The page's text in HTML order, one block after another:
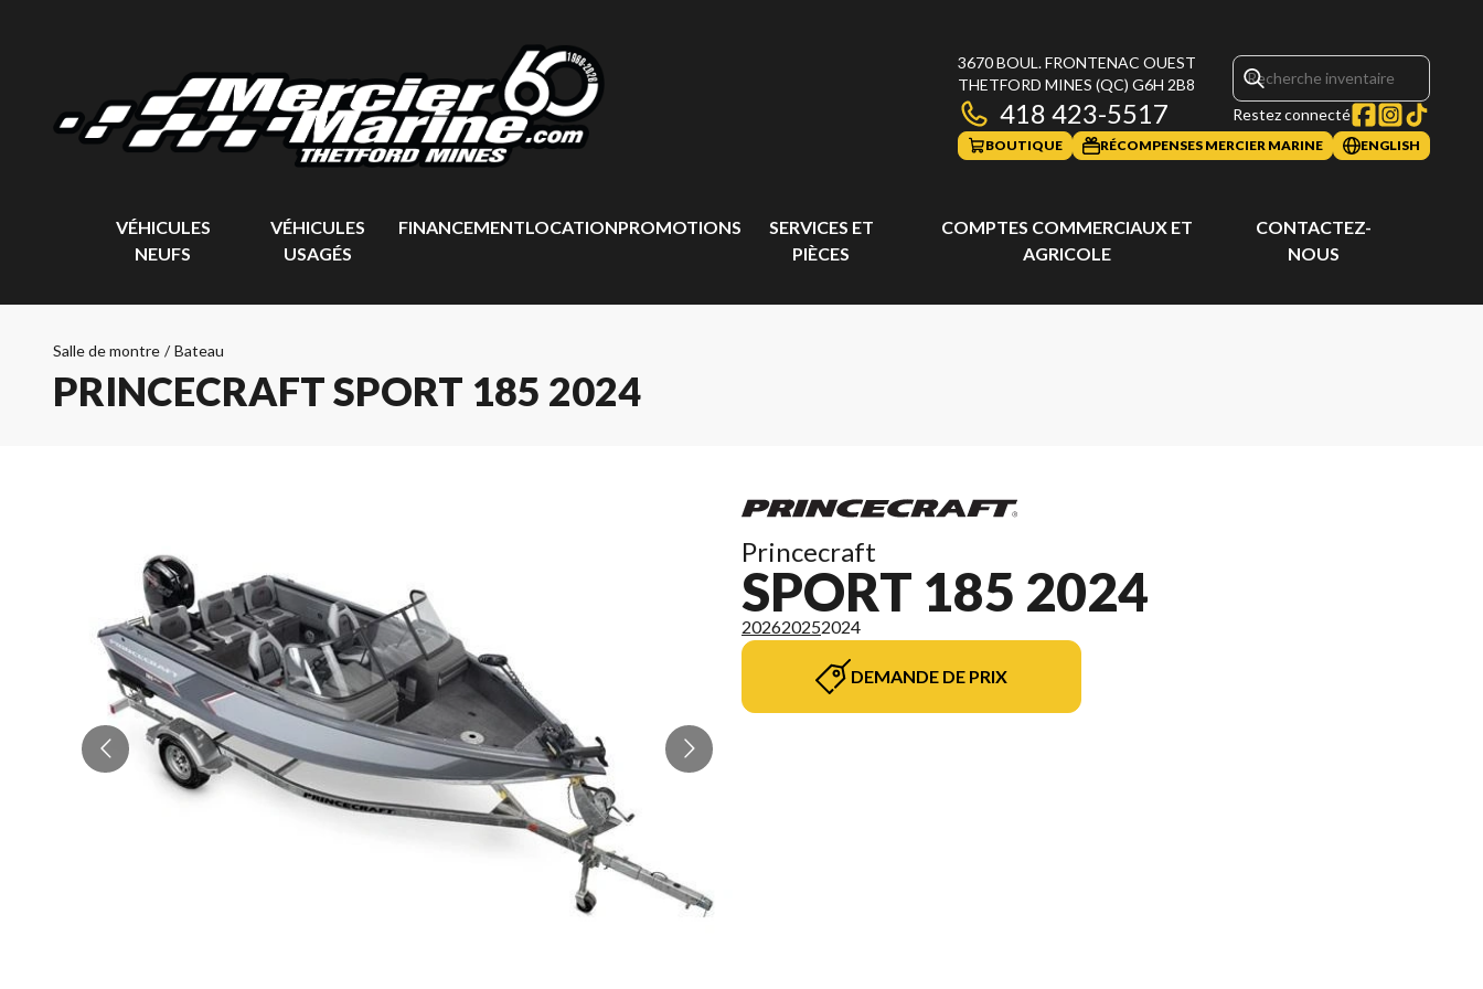
3670 BOUL. FRONTENAC OUEST
THETFORD MINES (QC) G6H 2B8
418 423-5517 Restez connecté
BOUTIQUE RÉCOMPENSES MERCIER MARINE ENGLISH
VÉHICULES
NEUFS
VÉHICULES
USAGÉS
FINANCEMENTLOCATIONPROMOTIONS
SERVICES ET
PIÈCES
COMPTES COMMERCIAUX ET
AGRICOLE
CONTACTEZ-
NOUS
Salle de montre / Bateau
PRINCECRAFT SPORT 185 2024
Princecraft
SPORT 185 2024
202620252024
DEMANDE DE PRIX